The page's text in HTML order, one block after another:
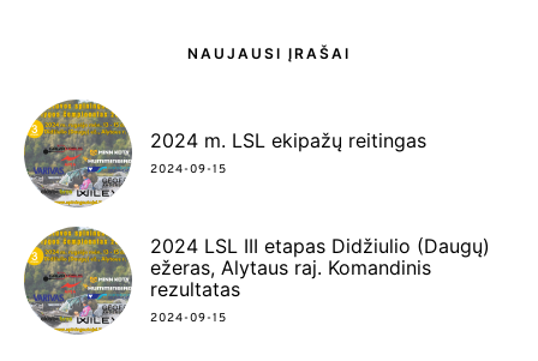
NAUJAUSI ĮRAŠAI
2024 m. LSL ekipažų reitingas
2024-09-15
2024 LSL III etapas Didžiulio (Daugų)
ežeras, Alytaus raj. Komandinis
rezultatas
2024-09-15